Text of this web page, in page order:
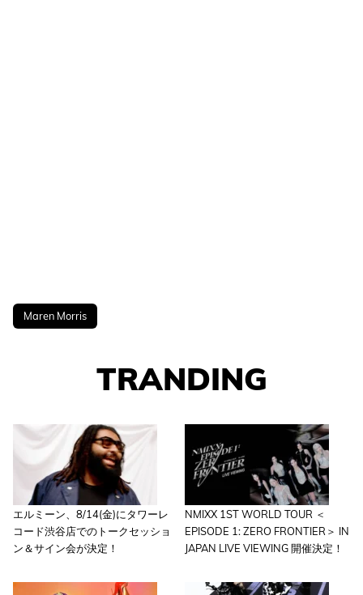
Maren Morris
TRANDING
エルミーン、8/14(金)にタワーレ
コード渋谷店でのトークセッショ
ン＆サイン会が決定！
NMIXX 1ST WORLD TOUR ＜
EPISODE 1: ZERO FRONTIER＞ IN
JAPAN LIVE VIEWING 開催決定！